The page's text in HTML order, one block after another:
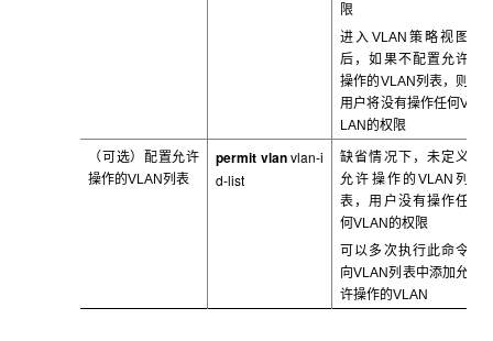
限
进入VLAN 策略视图
后，如果不配置允许
操作的VLAN列表，则
用户将没有操作任何V
LAN的权限
（可选）配置允许
操作的VLAN列表
permit vlanvlan-i
d-list
缺省情况下，未定义
允许操作的VLAN 列
表，用户没有操作任
何VLAN的权限
可以多次执行此命令
向VLAN列表中添加允
许操作的VLAN